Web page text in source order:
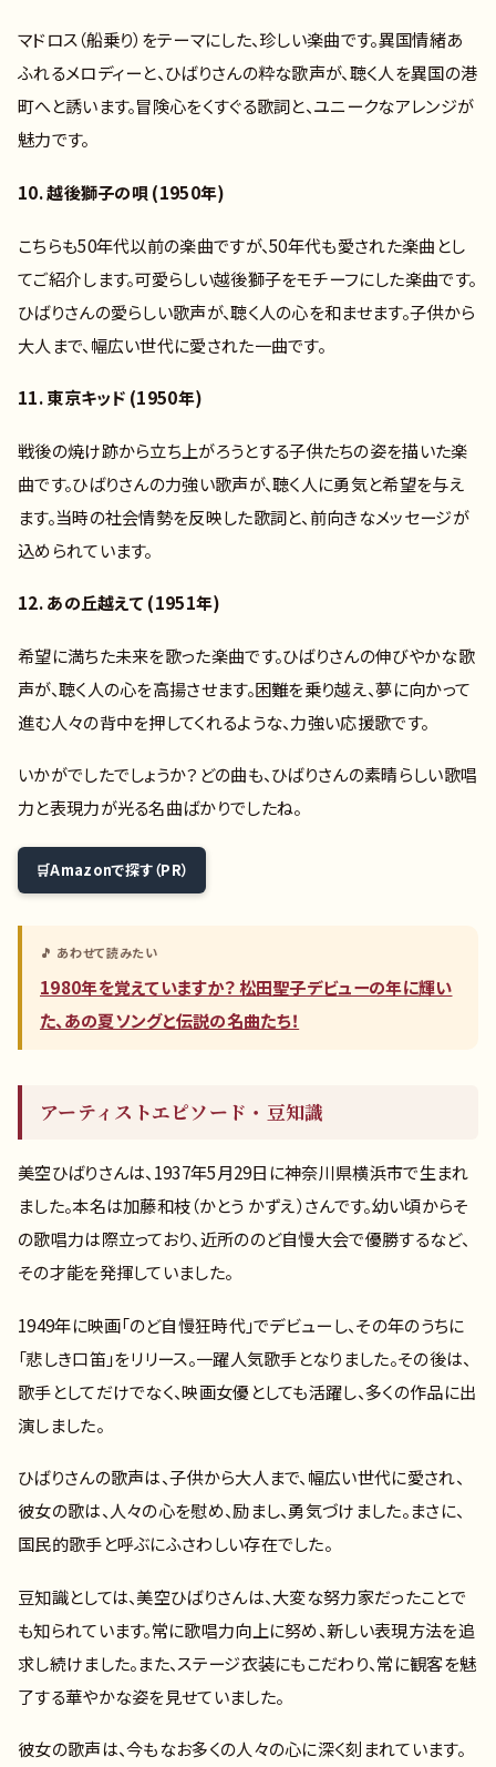
マドロス（船乗り）をテーマにした、珍しい楽曲です。異国情緒あ
ふれるメロディーと、ひばりさんの粋な歌声が、聴く人を異国の港
町へと誘います。冒険心をくすぐる歌詞と、ユニークなアレンジが
魅力です。
10. 越後獅子の唄 (1950年)
こちらも50年代以前の楽曲ですが、50年代も愛された楽曲とし
てご紹介します。可愛らしい越後獅子をモチーフにした楽曲です。
ひばりさんの愛らしい歌声が、聴く人の心を和ませます。子供から
大人まで、幅広い世代に愛された一曲です。
11. 東京キッド (1950年)
戦後の焼け跡から立ち上がろうとする子供たちの姿を描いた楽
曲です。ひばりさんの力強い歌声が、聴く人に勇気と希望を与え
ます。当時の社会情勢を反映した歌詞と、前向きなメッセージが
込められています。
12. あの丘越えて (1951年)
希望に満ちた未来を歌った楽曲です。ひばりさんの伸びやかな歌
声が、聴く人の心を高揚させます。困難を乗り越え、夢に向かって
進む人々の背中を押してくれるような、力強い応援歌です。
いかがでしたでしょうか？どの曲も、ひばりさんの素晴らしい歌唱
力と表現力が光る名曲ばかりでしたね。
Amazonで探す（PR）
🎵 あわせて読みたい
1980年を覚えていますか？ 松田聖子デビューの年に輝い
た、あの夏ソングと伝説の名曲たち！
アーティストエピソード・豆知識
美空ひばりさんは、1937年5月29日に神奈川県横浜市で生まれ
ました。本名は加藤和枝（かとう かずえ）さんです。幼い頃からそ
の歌唱力は際立っており、近所ののど自慢大会で優勝するなど、
その才能を発揮していました。
1949年に映画「のど自慢狂時代」でデビューし、その年のうちに
「悲しき口笛」をリリース。一躍人気歌手となりました。その後は、
歌手としてだけでなく、映画女優としても活躍し、多くの作品に出
演しました。
ひばりさんの歌声は、子供から大人まで、幅広い世代に愛され、
彼女の歌は、人々の心を慰め、励まし、勇気づけました。まさに、
国民的歌手と呼ぶにふさわしい存在でした。
豆知識としては、美空ひばりさんは、大変な努力家だったことで
も知られています。常に歌唱力向上に努め、新しい表現方法を追
求し続けました。また、ステージ衣装にもこだわり、常に観客を魅
了する華やかな姿を見せていました。
彼女の歌声は、今もなお多くの人々の心に深く刻まれています。